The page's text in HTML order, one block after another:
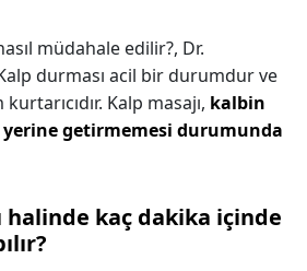
müdahale edilir?, Dr.
durması acil bir durumdur ve
Kalp masajı, kalbin
getirmemesi durumunda
halinde kaç dakika içinde